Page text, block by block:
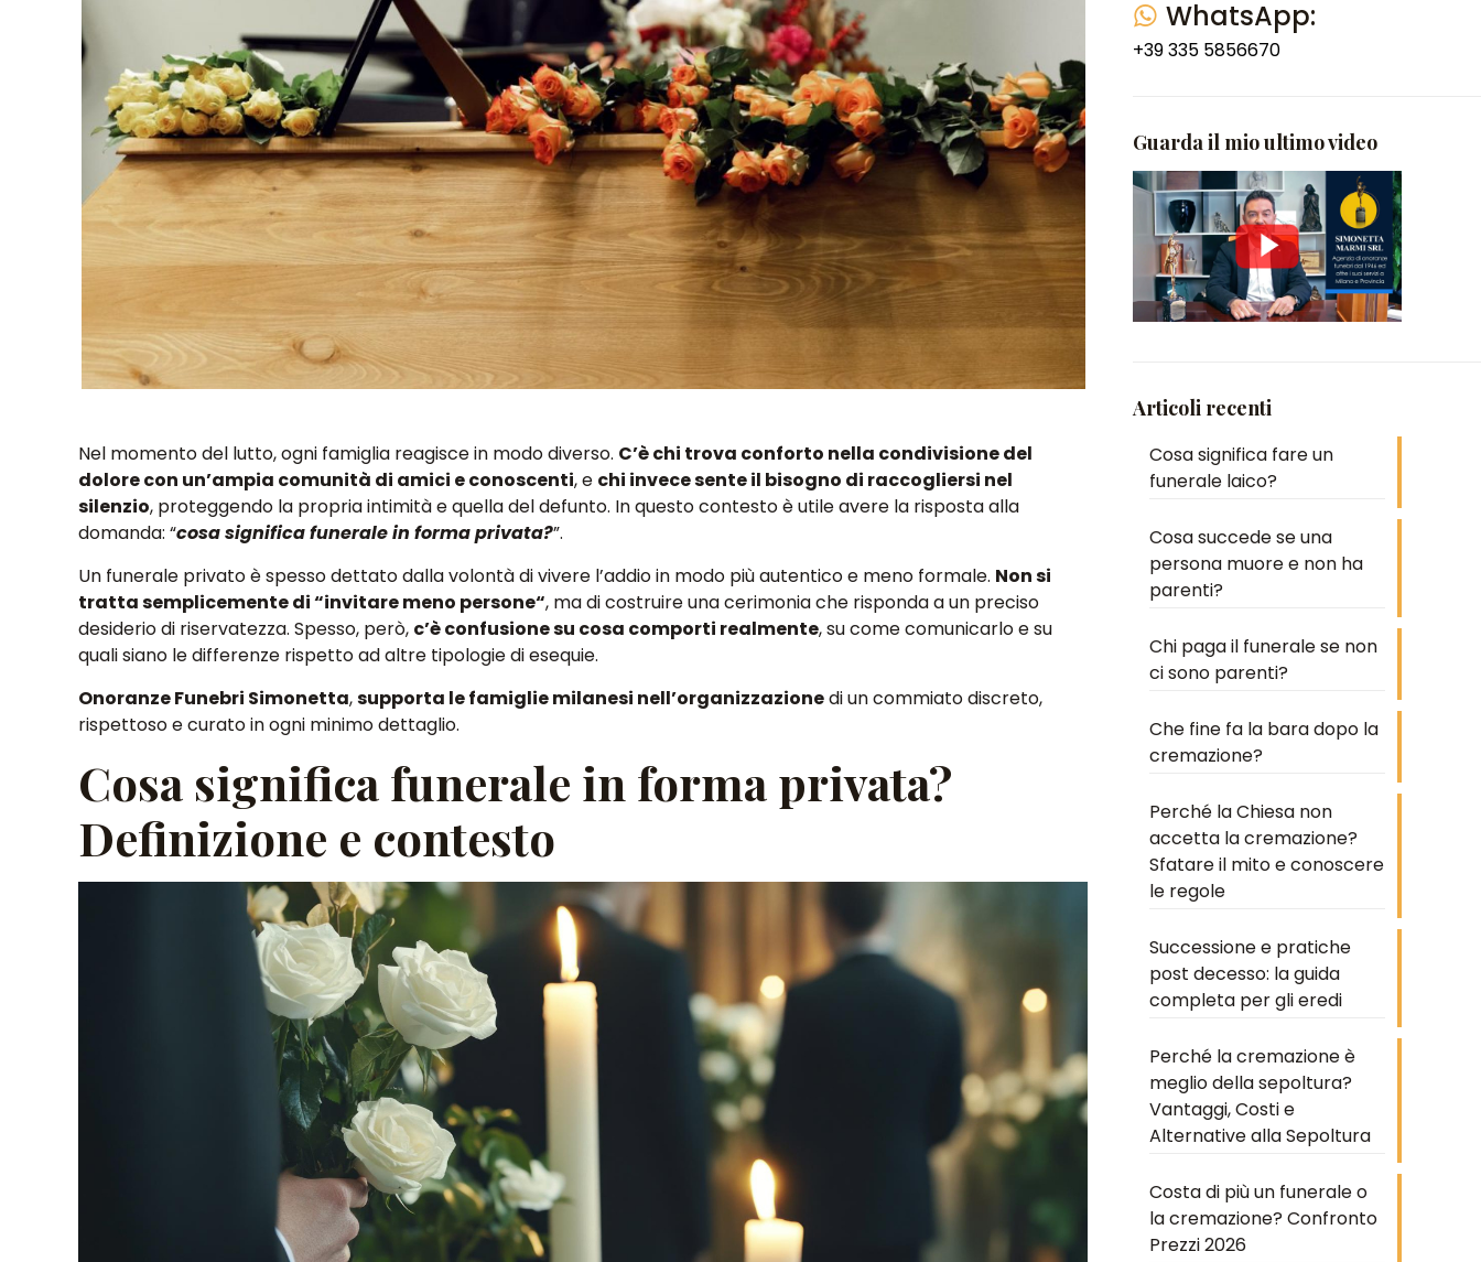
Nel momento del lutto, ogni famiglia reagisce in modo diverso. C’è chi trova conforto nella condivisione del
dolore con un’ampia comunità di amici e conoscenti, e chi invece sente il bisogno di raccogliersi nel
silenzio, proteggendo la propria intimità e quella del defunto. In questo contesto è utile avere la risposta alla
domanda: “cosa significa funerale in forma privata?”.
Un funerale privato è spesso dettato dalla volontà divivere l’addio in modo più autentico e meno formale. Non si
tratta semplicemente di “invitare meno persone“, ma di costruire una cerimonia che risponda a un preciso
desiderio di riservatezza. Spesso, però, c’è confusione su cosa comporti realmente, sucome comunicarlo e su
quali siano le differenze rispetto ad altre tipologie di esequie.
Onoranze Funebri Simonetta,supporta le famiglie milanesi nell’organizzazionedi un commiato discreto,
rispettoso e curato in ogni minimo dettaglio.
Cosa significa funerale in forma privata?
Definizione e contesto
WhatsApp:
+39 335 5856670
Guarda il mio ultimo video
Articoli recenti
Cosa significa fare un
funerale laico?
Cosa succede se una
persona muore e non ha
parenti?
Chi paga il funerale se non
ci sono parenti?
Che fine fa la bara dopo la
cremazione?
Perché la Chiesa non
accetta la cremazione?
Sfatare il mito e conoscere
le regole
Successione e pratiche
post decesso: la guida
completa per gli eredi
Perché la cremazione è
meglio della sepoltura?
Vantaggi, Costi e
Alternative alla Sepoltura
Costa di più un funerale o
la cremazione? Confronto
Prezzi 2026